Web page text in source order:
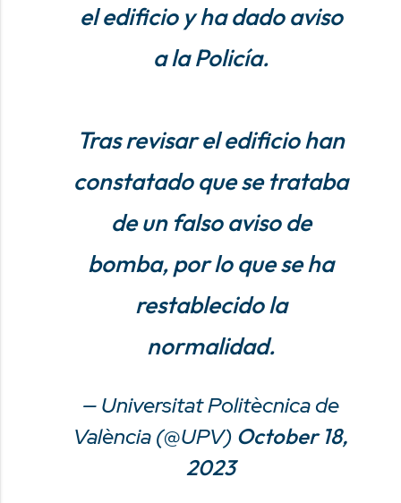
el edificio y ha dado aviso
a la Policía.
Tras revisar el edificio han
constatado que se trataba
de un falso aviso de
bomba, por lo que se ha
restablecido la
normalidad.
— Universitat Politècnica de
València (@UPV) October 18,
2023